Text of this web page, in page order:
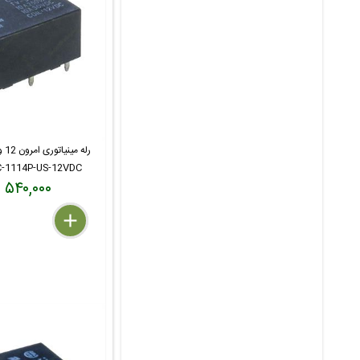
1114P-US-12VDC
۵۴۰,۰۰۰ تومان
delete
remove
add